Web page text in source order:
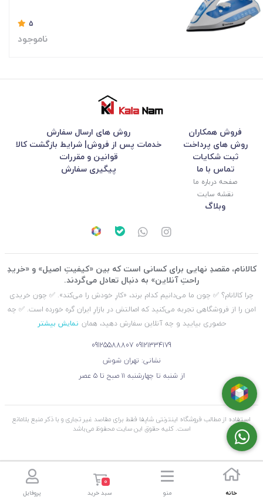
5
ناموجود
فروش همکاران
روش های ارسال سفارش
روش های پرداخت
خدمات پس از فروش| شرایط بازگشت کالا
ثبت شکایات
قوانین و مقررات
تماس با ما
صفحه درباره ما
نقشه سایت
پیگیری سفارش
وبلاگ
کالانام، مقصدِ نهایی برای کسانی است که بین «کیفیتِ اصیل» و «خریدِ
راحتِ آنلاین» به دنبال تعادل می‌گردند.
چرا کالانام؟ ✅ چون ما می‌دانیم کدام برند، «کارِ خودش را می‌کند». ✅ چون خریدی
امن را از فروشگاهی تجربه می‌کنید که اصالتش در بازارِ ایران گره خورده است. ✅ چه
حضوری بیایید و چه آنلاین سفارش دهید، همان نمایش بیشتر
09121334179
09125588807
نشانی: تهران شوش
از شنبه تا چهارشنبه ۱۱ صبح تا ۵ عصر
استفاده از مطالب فروشگاه اینترنتی شاپفا فقط برای مقاصد غیر تجاری و با ذکر منبع بلامانع
است. کليه حقوق اين سايت محفوظ می‌باشد
خانه منو
0
سبد خرید پروفایل